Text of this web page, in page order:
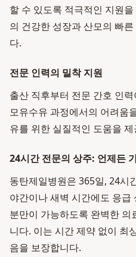
할 수 있도록 적극적인 지원
의 건강한 성장과 산모의 빠
다.
전문 인력의 밀착 지원
출산 직후부터 전문 간호 인
모유수유 과정에서의 어려움
유를 위한 실질적인 도움을
24시간 전문의 상주: 언제든
동탄제일병원은 365일, 24시
야간이나 새벽 시간에도 응
분만이 가능하도록 완벽한
니다. 이는 시간 제약 없이 최
음을 보장합니다.